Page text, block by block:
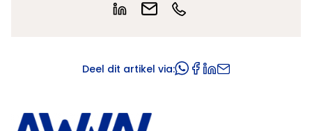
Deel dit artikel via: